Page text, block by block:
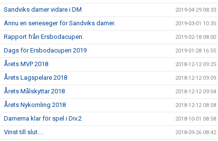
Sandviks damer vidare i DM 2019-04-29 08:33
Ännu en serieseger för Sandviks damer. 2019-03-01 10:35
Rapport från Ersbodacupen. 2019-02-18 08:00
Dags för Ersbodacupen 2019 2019-01-28 16:55
Årets MVP 2018 2018-12-12 09:25
Årets Lagspelare 2018 2018-12-12 09:09
Årets Målskyttar 2018 2018-12-12 09:04
Årets Nykomling 2018 2018-12-12 08:58
Damerna klar för spel i Div.2 2018-10-01 08:58
Vinst till slut.... 2018-09-26 08:42